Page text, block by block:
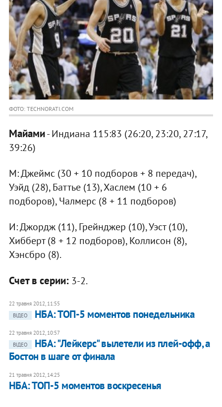
ФОТО: TECHNORATI.COM
Майами- Индиана 115:83 (26:20, 23:20, 27:17,
39:26)
М: Джеймс (30 + 10 подборов + 8 передач),
Уэйд (28), Баттье (13), Хаслем (10 + 6
подборов), Чалмерс (8 + 11 подборов)
И: Джордж (11), Грейнджер (10), Уэст (10),
Хибберт (8 + 12 подборов), Коллисон (8),
Хэнсбро (8).
Счет в серии:3-2.
22 травня 2012, 11:55
ВІДЕО
НБА: ТОП-5 моментов понедельника
22 травня 2012, 10:57
ВІДЕО
НБА: "Лейкерс" вылетели из плей-офф, а
Бостон в шаге от финала
21 травня 2012, 14:25
НБА: ТОП-5 моментов воскресенья